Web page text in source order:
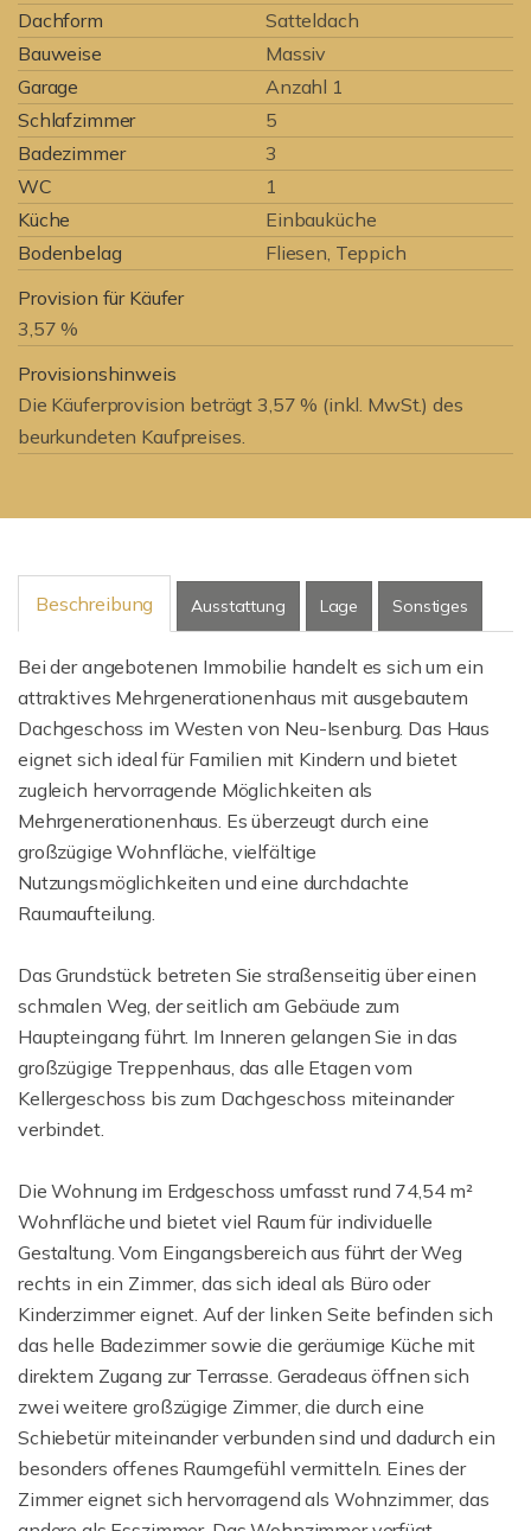
Dachform
Satteldach
Bauweise
Massiv
Garage
Anzahl 1
Schlafzimmer
5
Badezimmer
3
WC
1
Küche
Einbauküche
Bodenbelag
Fliesen, Teppich
Provision für Käufer
3,57 %
Provisionshinweis
Die Käuferprovision beträgt 3,57 % (inkl. MwSt.) des
beurkundeten Kaufpreises.
Beschreibung Ausstattung Lage Sonstiges
Bei der angebotenen Immobilie handelt es sich um ein
attraktives Mehrgenerationenhaus mit ausgebautem
Dachgeschoss im Westen von Neu-Isenburg. Das Haus
eignet sich ideal für Familien mit Kindern und bietet
zugleich hervorragende Möglichkeiten als
Mehrgenerationenhaus. Es überzeugt durch eine
großzügige Wohnfläche, vielfältige
Nutzungsmöglichkeiten und eine durchdachte
Raumaufteilung.
Das Grundstück betreten Sie straßenseitig über einen
schmalen Weg, der seitlich am Gebäude zum
Haupteingang führt. Im Inneren gelangen Sie in das
großzügige Treppenhaus, das alle Etagen vom
Kellergeschoss bis zum Dachgeschoss miteinander
verbindet.
Die Wohnung im Erdgeschoss umfasst rund 74,54 m²
Wohnfläche und bietet viel Raum für individuelle
Gestaltung. Vom Eingangsbereich aus führt der Weg
rechts in ein Zimmer, das sich ideal als Büro oder
Kinderzimmer eignet. Auf der linken Seite befinden sich
das helle Badezimmer sowie die geräumige Küche mit
direktem Zugang zur Terrasse. Geradeaus öffnen sich
zwei weitere großzügige Zimmer, die durch eine
Schiebetür miteinander verbunden sind und dadurch ein
besonders offenes Raumgefühl vermitteln. Eines der
Zimmer eignet sich hervorragend als Wohnzimmer, das